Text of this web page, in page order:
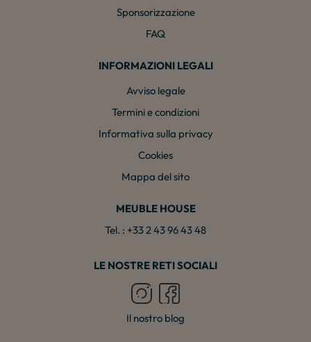
Sponsorizzazione
FAQ
INFORMAZIONI LEGALI
Avviso legale
Termini e condizioni
Informativa sulla privacy
Cookies
Mappa del sito
MEUBLE HOUSE
Tel. : +33 2 43 96 43 48
LE NOSTRE RETI SOCIALI
Il nostro blog